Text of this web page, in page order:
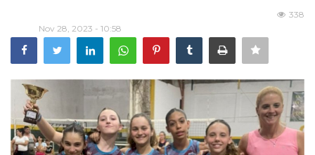
El Club
Disciplinas
Tienda CAF
Nov 28, 2023 - 10:58
338